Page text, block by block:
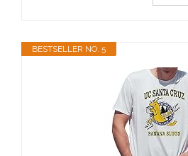
BESTSELLER NO. 5